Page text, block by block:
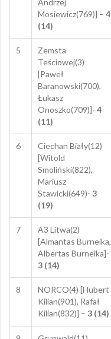
Andrzej
Mosiewicz(769)] – 4
(14)
5
Zemsta
Teściowej(3)
[Paweł
Baranowski(700),
Łukasz
Onoszko(709)]- 4
(11)
6
Ciechan Biały(12)
[Witold
Smoliński(822),
Mariusz
Stawicki(649)- 3
(19)
7
A3 Litwa(2)
[Almantas Burneika,
Albertas Burneika]-
3 (14)
8
NORCO(4) [Hubert
Kilian(901), Rafał
Kilian(832)] – 3 (14)